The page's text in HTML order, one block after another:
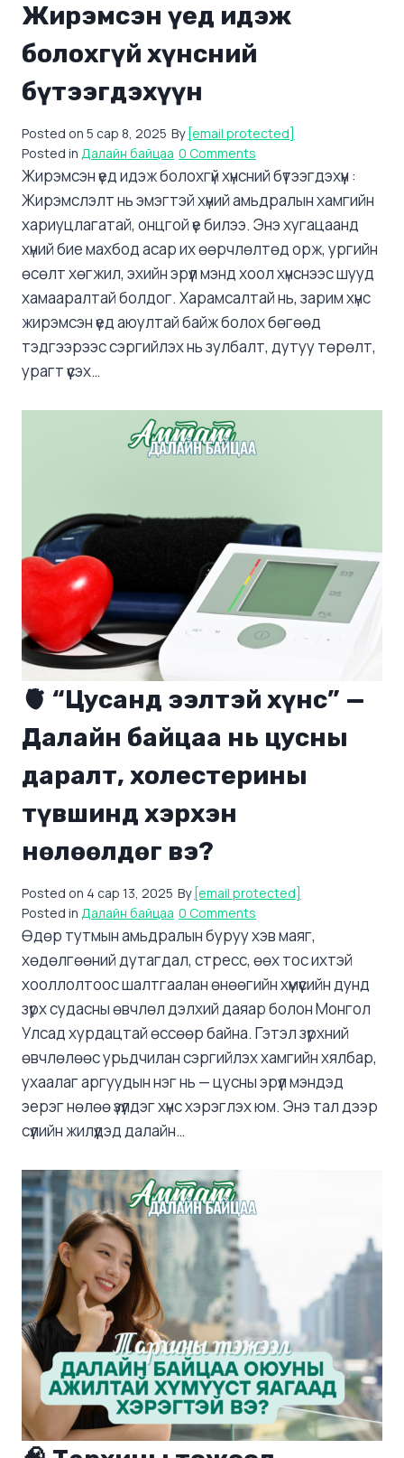
Жирэмсэн үед идэж
болохгүй хүнсний
бүтээгдэхүүн
Posted on 5 сар 8, 2025 By [email protected]
Posted in Далайн байцаа 0 Comments
Жирэмсэн үед идэж болохгүй хүнсний бүтээгдэхүүн :
Жирэмслэлт нь эмэгтэй хүний амьдралын хамгийн
хариуцлагатай, онцгой үе билээ. Энэ хугацаанд
хүний бие махбод асар их өөрчлөлтөд орж, ургийн
өсөлт хөгжил, эхийн эрүүл мэнд хоол хүнснээс шууд
хамааралтай болдог. Харамсалтай нь, зарим хүнс
жирэмсэн үед аюултай байж болох бөгөөд
тэдгээрээс сэргийлэх нь зулбалт, дутуу төрөлт,
урагт үүсэх…
🫀 “Цусанд ээлтэй хүнс” —
Далайн байцаа нь цусны
даралт, холестерины
түвшинд хэрхэн
нөлөөлдөг вэ?
Posted on 4 сар 13, 2025 By [email protected]
Posted in Далайн байцаа 0 Comments
Өдөр тутмын амьдралын буруу хэв маяг,
хөдөлгөөний дутагдал, стресс, өөх тос ихтэй
хооллолтоос шалтгаалан өнөөгийн хүмүүсийн дунд
зүрх судасны өвчлөл дэлхий даяар болон Монгол
Улсад хурдацтай өссөөр байна. Гэтэл зүрхний
өвчлөлөөс урьдчилан сэргийлэх хамгийн хялбар,
ухаалаг аргуудын нэг нь — цусны эрүүл мэндэд
эерэг нөлөө үзүүлдэг хүнс хэрэглэх юм. Энэ тал дээр
сүүлийн жилүүдэд далайн…